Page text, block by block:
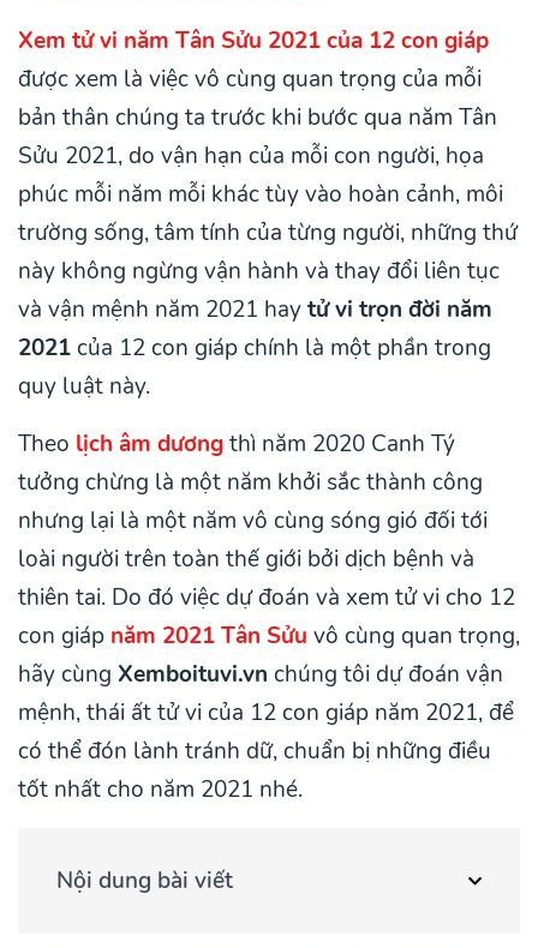
Xem tử vi năm Tân Sửu 2021 của 12 con giáp
được xem là việc vô cùng quan trọng của mỗi
bản thân chúng ta trước khi bước qua năm Tân
Sửu 2021, do vận hạn của mỗi con người, họa
phúc mỗi năm mỗi khác tùy vào hoàn cảnh, môi
trường sống, tâm tính của từng người, những thứ
này không ngừng vận hành và thay đổi liên tục
và vận mệnh năm 2021 haytử vi trọn đời năm
2021 của 12 con giáp chính là một phần trong
quy luật này.
Theo lịch âm dươngthì năm 2020 Canh Tý
tưởng chừng là một năm khởi sắc thành công
nhưng lại là một năm vô cùng sóng gió đối tới
loài người trên toàn thế giới bởi dịch bệnh và
thiên tai. Do đó việc dự đoán và xem tử vi cho 12
con giáp năm 2021 Tân Sửu vô cùng quan trọng,
hãy cùng Xemboituvi.vn chúng tôi dự đoán vận
mệnh, thái ất tử vi của 12 con giáp năm 2021, để
có thể đón lành tránh dữ, chuẩn bị những điều
tốt nhất cho năm 2021 nhé.
Nội dung bài viết